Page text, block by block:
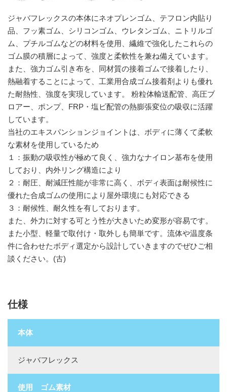
ジャバフレックスの本体にネオプレンゴム、テフロン内貼り
品、フッ素ゴム、シリコンゴム、ウレタンゴム、ニトリルゴ
ム、プチルゴムなどの材料を使用、繊維で強化したこれらの
ゴム膜の積層によって、強度と柔軟性を兼ね備えています。
また、強力ゴム引き布を、同材質の接着ゴムで接着したり、
熱融着することによって、工業用合成ゴム接着剤よりも優れ
た耐熱性、強度を実現しています。 粉粒体輸送配管、高圧ブ
ロアー、ポンプ、FRP・塩ビ配管の熱膨張変位の吸収に活躍
しています。
当社のエキスパンションジョイントは、ボディに薄くて柔軟
な素材を使用しているため
１：振動の吸収性が極めて良く、強力なナイロン基布を使用
しており、内外リング構造により
２：耐圧、耐減圧性能が非常に高く、ボディ表面は耐候性に
優れた合成ゴムの使用により屋外環境にも対応できる
３：耐候性、耐久性を有しております。
また、外力に対する可とう性が大きいため変形が容易です。
また小型、軽量で取付け・取外しも簡単です。流体や温度条
件に合わせたボディ選定から設計していきますのでぜひご相
談ください。(古)
仕様
本体
ジャバフレックス
使用 ゴム素材